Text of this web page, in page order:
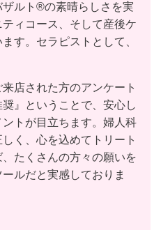
ルト®︎の素晴らしさを実
ィコース、そして産後ケ
す。セラピストとして、
店された方のアンケート
』ということで、安心し
トが目立ちます。婦人科
く、心を込めてトリート
たくさんの方々の願いを
ルだと実感しておりま